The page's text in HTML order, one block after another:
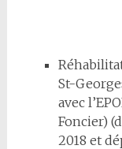
St-
avec
Foncier)
2018 et